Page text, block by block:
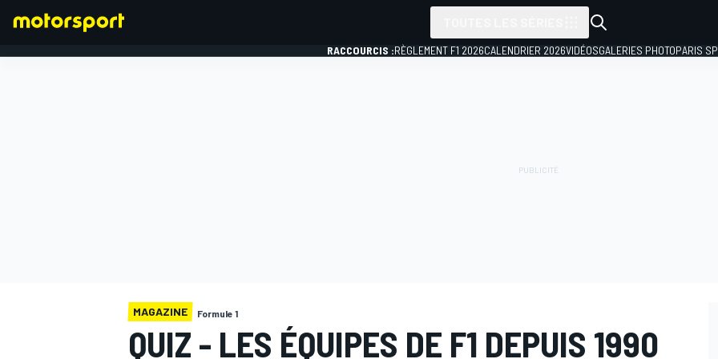
RACCOURCIS :RÈGLEMENT F1 2026CALENDRIER 2026VIDÉOSGALERIES PHOTOPARIS
MAGAZINE Formule 1
QUIZ - LES ÉQUIPES DE F1 DEPUIS 1990